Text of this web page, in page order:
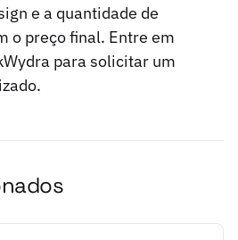
e a quantidade de
o preço final. Entre em
para solicitar um